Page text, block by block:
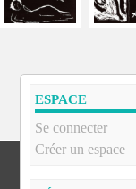
ESPACE
Se connecter
Créer un espace